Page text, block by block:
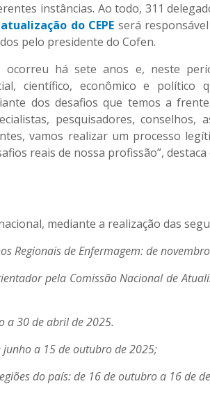
instâncias. Ao todo, 311
do CEPE será
pelo presidente do Cofen.
ocorreu há sete anos e, neste
científico, econômico e político
dos desafios que temos a
pesquisadores, conselhos,
vamos realizar um processo
reais de nossa profissão”,
mediante a realização das
Regionais de Enfermagem: de
pela Comissão Nacional de
a 30 de abril de 2025.
junho a 15 de outubro de 2025;
do país: de 16 de outubro a 16 de